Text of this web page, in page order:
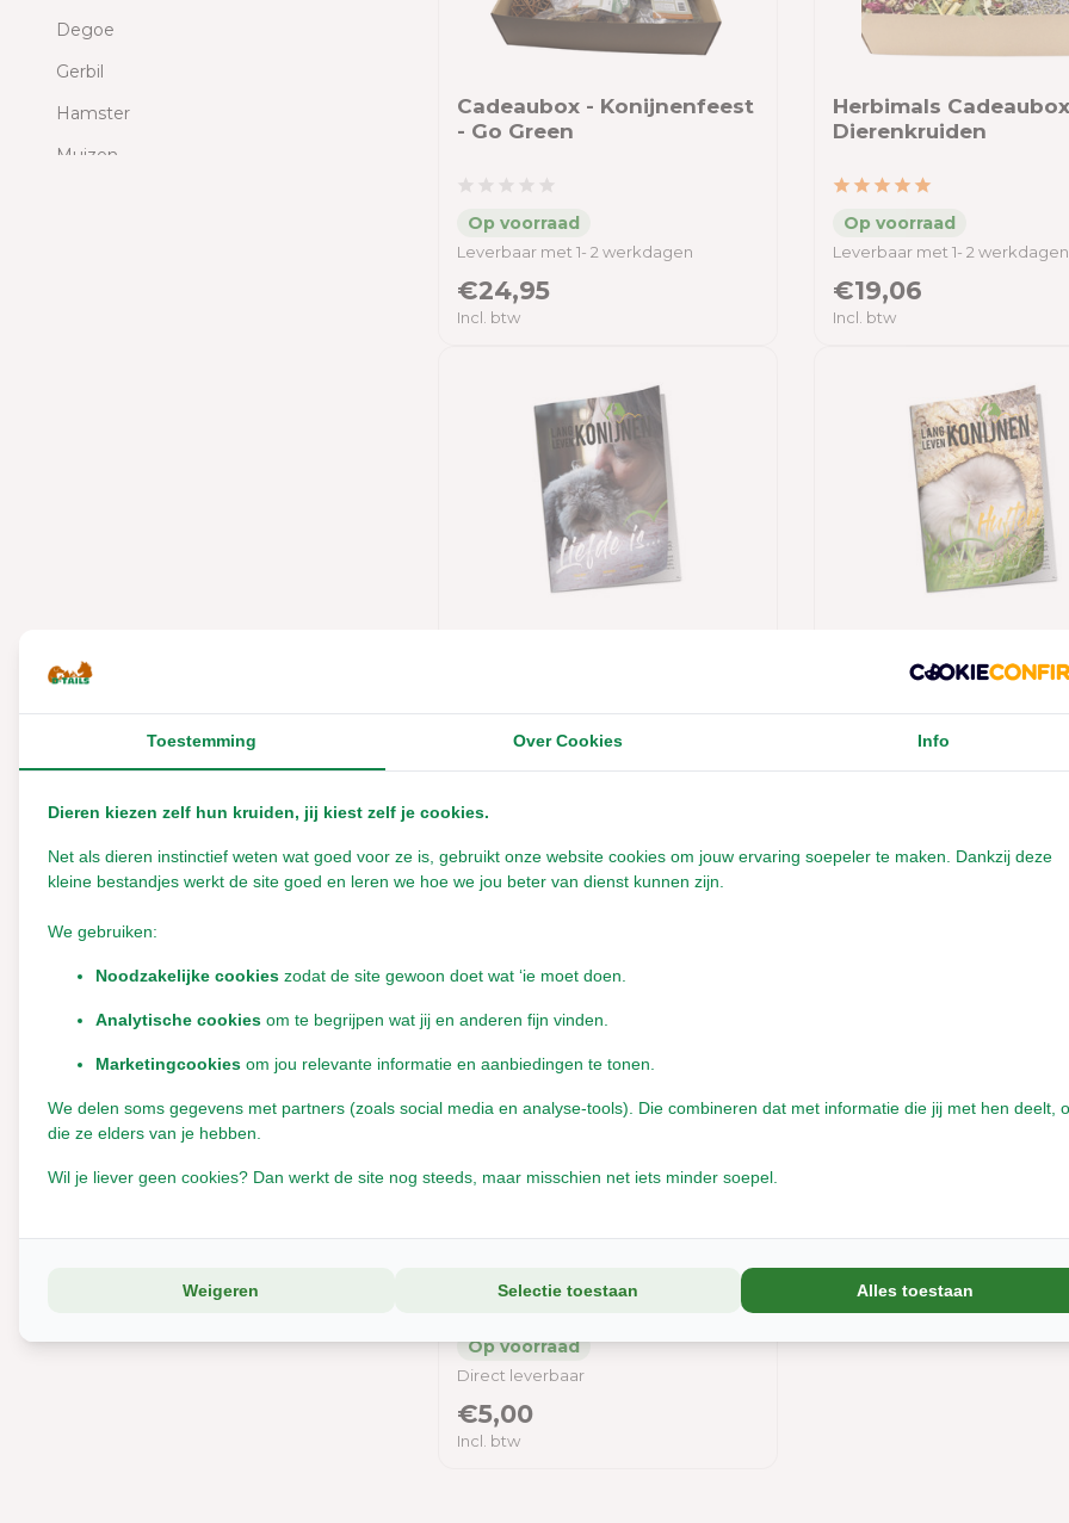
Degoe
Gerbil
Hamster
Muizen
Herbimals
Lang Leven Konijnen
Cadeaubox - Konijnenfeest
- Go Green
Leverbaar met 1- 2 werkdagen
€24,95
Incl. btw
Herbimals Cadeaubox
Dierenkruiden
Leverbaar met 1- 2 werkdagen
€19,06
Incl. btw
2022
€5,00
Incl. btw
Magazine Lang Leven
Konijnen - Lente
2022
€5,00
Direct leverbaar
€5,00
Incl. btw
Toestemming Over Cookies Info
Dieren kiezen zelf hun kruiden, jij kiest zelf je cookies.
Net als dieren instinctief weten wat goed voor ze is, gebruikt onze website cookies om jouw ervaring soepeler te maken. Dankzij deze
kleine bestandjes werkt de site goed en leren we hoe we jou beter van dienst kunnen zijn.
We gebruiken:
Noodzakelijke cookies zodat de site gewoon doet wat ‘ie moet doen.
Analytische cookies om te begrijpen wat jij en anderen fijn vinden.
Marketingcookies om jou relevante informatie en aanbiedingen te tonen.
We delen soms gegevens met partners (zoals social media en analyse-tools). Die combineren dat met informatie die jij met hen deelt,
die ze elders van je hebben.
Wil je liever geen cookies? Dan werkt de site nog steeds, maar misschien net iets minder soepel.
Weigeren Selectie toestaan Alles toestaan